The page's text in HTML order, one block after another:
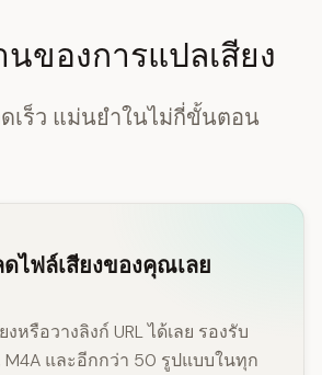
นของการแปลเสียง
เร็ว แม่นยำในไม่กี่ขั้นตอน
ไฟล์เสียงของคุณเลย
หรือวางลิงก์ URL ได้เลย รองรับ
M4A และอีกกว่า 50 รูปแบบในทุก